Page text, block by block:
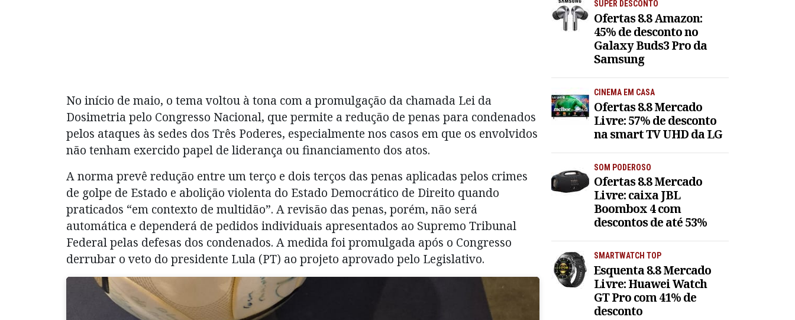
No início de maio, o tema voltou à tona com a promulgação da chamada Lei da
Dosimetria pelo Congresso Nacional, que permite a redução de penas para condenados
pelos ataques às sedes dos Três Poderes, especialmente nos casos em que os envolvidos
não tenham exercido papel de liderança ou financiamento dos atos.
A norma prevê redução entre um terço e dois terços das penas aplicadas pelos crimes
de golpe de Estado e abolição violenta do Estado Democrático de Direito quando
praticados “em contexto de multidão”. A revisão das penas, porém, não será
automática e dependerá de pedidos individuais apresentados ao Supremo Tribunal
Federal pelas defesas dos condenados. A medida foi promulgada após o Congresso
derrubar o veto do presidente Lula (PT) ao projeto aprovado pelo Legislativo.
SUPER DESCONTO
Ofertas 8.8 Amazon:
45% de desconto no
Galaxy Buds3 Pro da
Samsung
CINEMA EM CASA
Ofertas 8.8 Mercado
Livre: 57% de desconto
na smart TV UHD da LG
SOM PODEROSO
Ofertas 8.8 Mercado
Livre: caixa JBL
Boombox 4 com
descontos de até 53%
SMARTWATCH TOP
Esquenta 8.8 Mercado
Livre: Huawei Watch
GT Pro com 41% de
desconto